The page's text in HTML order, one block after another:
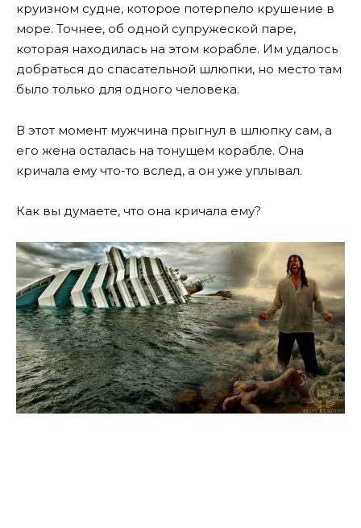
круизном судне, которое потерпело крушение в
море. Точнее, об одной супружеской паре,
которая находилась на этом корабле. Им удалось
добраться до спасательной шлюпки, но место там
было только для одного человека.
В этот момент мужчина прыгнул в шлюпку сам, а
его жена осталась на тонущем корабле. Она
кричала ему что-то вслед, а он уже уплывал.
Как вы думаете, что она кричала ему?